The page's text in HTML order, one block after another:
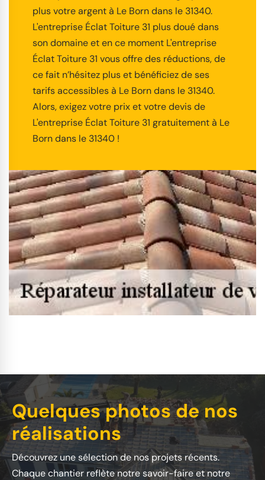
plus votre argent à Le Born dans le 31340.
L'entreprise Éclat Toiture 31 plus doué dans
son domaine et en ce moment L'entreprise
Éclat Toiture 31 vous offre des réductions, de
ce fait n’hésitez plus et bénéficiez de ses
tarifs accessibles à Le Born dans le 31340.
Alors, exigez votre prix et votre devis de
L'entreprise Éclat Toiture 31 gratuitement à Le
Born dans le 31340 !
Quelques photos de nos
réalisations
Découvrez une sélection de nos projets récents.
Chaque chantier reflète notre savoir-faire et notre